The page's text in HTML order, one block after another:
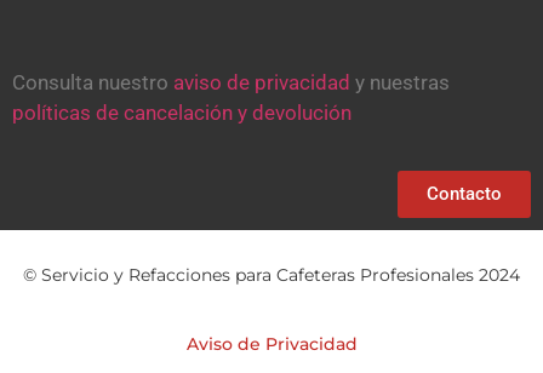
Consulta nuestro aviso de privacidad y nuestras
políticas de cancelación y devolución
Contacto
© Servicio y Refacciones para Cafeteras Profesionales 2024
Aviso de Privacidad